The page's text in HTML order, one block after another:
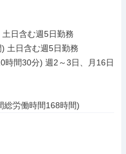
日含む週5日勤務
土日含む週5日勤務
時間30分) 週2～3日、月16日
労働時間168時間)